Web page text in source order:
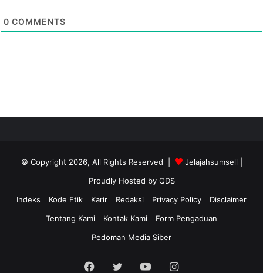
0 COMMENTS
© Copyright 2026, All Rights Reserved | Jelajahsumsell
Proudly Hosted by QDS
Indeks
Kode Etik Karir Redaksi Privacy Policy
Disclaimer
Tentang Kami
Kontak Kami
Form Pengaduan
Pedoman Media Siber
Facebook
Twitter YouTubeInstagram